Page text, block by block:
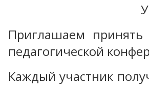
Приглашаем принять
педагогической
Каждый участник